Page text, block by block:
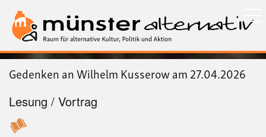
zum
Inhalt
Gedenken an Wilhelm Kusserow am 27.04.2026
Lesung / Vortrag